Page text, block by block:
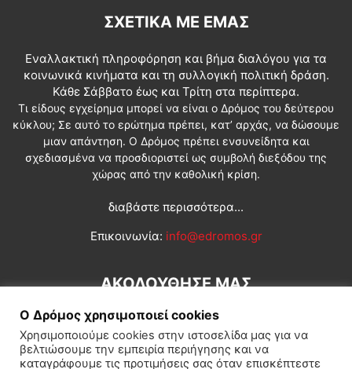
ΣΧΕΤΙΚΆ ΜΕ ΕΜΆΣ
Εναλλακτική πληροφόρηση και βήμα διαλόγου για τα
κοινωνικά κινήματα και τη συλλογική πολιτική δράση.
Κάθε Σάββατο έως και Τρίτη στα περίπτερα.
Τι είδους εγχείρημα μπορεί να είναι ο Δρόμος του δεύτερου
κύκλου; Σε αυτό το ερώτημα πρέπει, κατ’ αρχάς, να δώσουμε
μιαν απάντηση. Ο Δρόμος πρέπει ενσυνείδητα και
σχεδιασμένα να προσδιοριστεί ως συμβολή διεξόδου της
χώρας από την καθολική κρίση.
διαβάστε περισσότερα...
Επικοινωνία: info@edromos.gr
ΑΚΟΛΟΥΘΗΣΕ ΜΑΣ
Ο Δρόμος χρησιμοποιεί cookies
Χρησιμοποιούμε cookies στην ιστοσελίδα μας για να
βελτιώσουμε την εμπειρία περιήγησης και να
καταγράφουμε τις προτιμήσεις σας όταν επισκέπτεστε